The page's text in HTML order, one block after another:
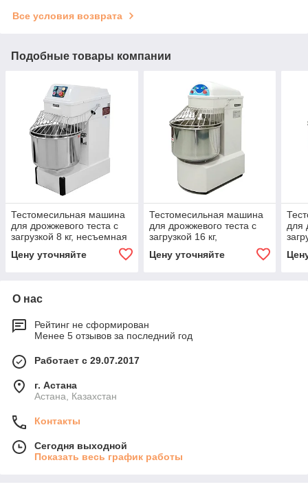
Все условия возврата
Подобные товары компании
Тестомесильная машина
для дрожжевого теста с
загрузкой 8 кг, несъемная
Kocateq TF 20 ECO
Цену уточняйте
Тестомесильная машина
для дрожжевого теста с
загрузкой 16 кг,
несъемная дежа 40 л, 2
скорости Kocateq TF 40A
Цену уточняйте
для
О нас
Рейтинг не сформирован
Менее 5 отзывов за последний год
Работает с 29.07.2017
г. Астана
Астана, Казахстан
Контакты
Сегодня выходной
Показать весь график работы